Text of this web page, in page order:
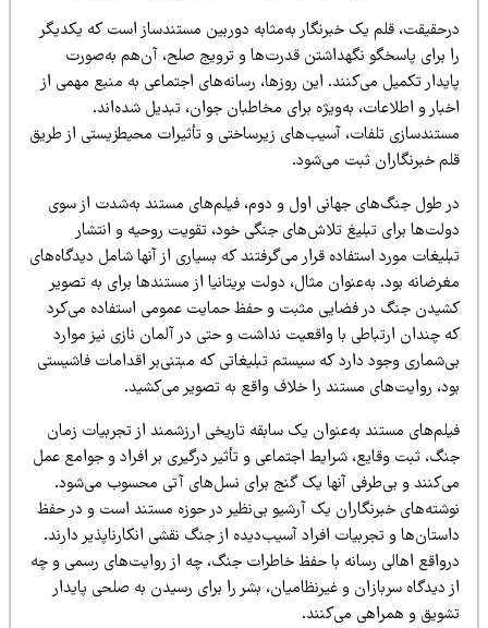
قلم یک خبرنگار به‌مثابه دوربین مستندساز است که یکدیگر
برای پاسخگو نگهداشتن قدرت‌ها و ترویج صلح، آن‌هم به‌صورت
تکمیل می‌کنند. این روزها، رسانه‌های اجتماعی به منبع مهمی از
و اطلاعات، به‌ویژه برای مخاطبان جوان‌، تبدیل شده‌اند.
تلفات، آسیب‌های زیرساختی و تأثیرات محیطزیستی از طریق
خبرنگاران ثبت می‌شود.
طول جنگ‌های جهانی اول و دوم، فیلم‌های مستند به‌شدت از سوی
برای تبلیغ تلاش‌های جنگی خود، تقویت روحیه و انتشار
مورد استفاده قرار می‌گرفتند که بسیاری از آنها شامل دیدگاه‌های
بود. به‌عنوان مثال، دولت بریتانیا از مستندها برای به تصویر
جنگ در فضایی مثبت و حفظ حمایت عمومی استفاده می‌کرد
چندان ارتباطی با واقعیت نداشت و حتی در آلمان نازی نیز موارد
وجود دارد که سیستم تبلیغاتی که مبتنی‌بر اقدامات فاشیستی
روایت‌های مستند را خلاف واقع به تصویر می‌کشید.
مستند به‌عنوان یک سابقه تاریخی ارزشمند از تجربیات زمان
ثبت وقایع، شرایط اجتماعی و تأثیر درگیری بر افراد و جوامع عمل
و بی‌طرفی آنها یک گنج برای نسل‌های آتی محسوب می‌شود.
خبرنگاران یک آرشیو بی‌نظیر در حوزه مستند است و در حفظ
و تجربیات افراد آسیب‌دیده از جنگ نقشی انکارناپذیر دارند.
اهالی رسانه با حفظ خاطرات جنگ، چه از روایت‌های رسمی و چه
دیدگاه سربازان و غیرنظامیان، بشر را برای رسیدن به صلحی پایدار
و همراهی می‌کنند.